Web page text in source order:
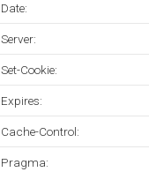
Date:
Server:
Set-Cookie:
Expires:
Cache-Control:
Pragma: